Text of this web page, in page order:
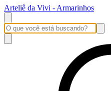
Arteliê da Vivi - Armarinhos